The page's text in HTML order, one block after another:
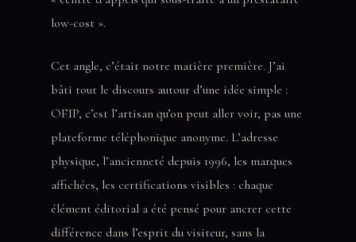
low-cost ».
Cet angle, c’était notre matière première. J’ai
bâti tout le discours autour d’une idée simple :
OFIP, c’est l’artisan qu’on peut aller voir, pas une
plateforme téléphonique anonyme. L’adresse
physique, l’ancienneté depuis 1996, les marques
affichées, les certifications visibles : chaque
élément éditorial a été pensé pour ancrer cette
différence dans l’esprit du visiteur, sans la